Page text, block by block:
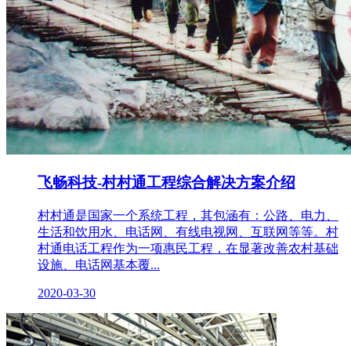
飞畅科技-村村通工程综合解决方案介绍
村村通是国家一个系统工程，其包涵有：公路、电力、
生活和饮用水、电话网、有线电视网、互联网等等。村
村通电话工程作为一项惠民工程，在显著改善农村基础
设施、电话网基本覆...
2020-03-30